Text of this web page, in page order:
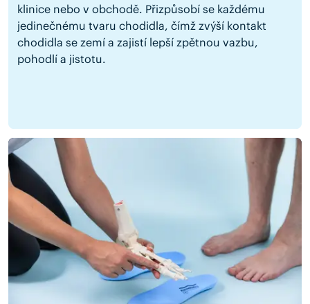
klinice nebo v obchodě. Přizpůsobí se každému
jedinečnému tvaru chodidla, čímž zvýší kontakt
chodidla se zemí a zajistí lepší zpětnou vazbu,
pohodlí a jistotu.